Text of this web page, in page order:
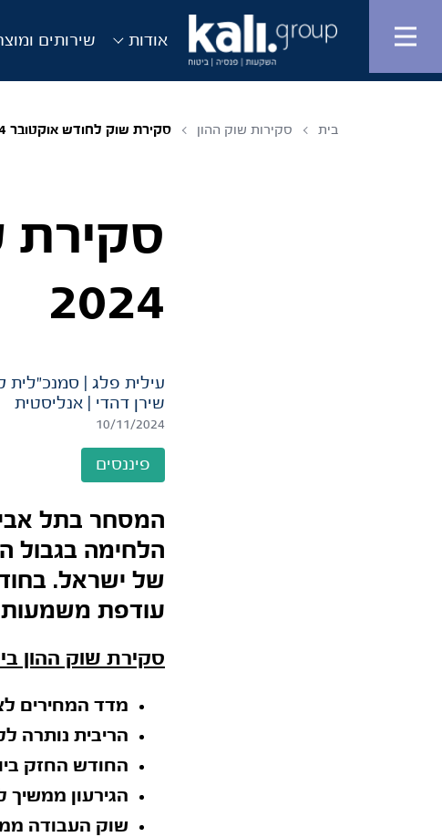
אודות שירותים
בית סקירות שוק ההון סקירת שוק לחודש אוקטובר 2024
סקירת
2024
עילית פלג | סמנכ"לית
שירן דהדי | אנליסטית
10/11/2024
פיננסים
המסחר בתל
הלחימה בגבול
של ישראל.
עודפת
סקירת שוק ההון
מדד המחירים
הריבית נותרה
החודש החזק
הגירעון
שוק העבודה